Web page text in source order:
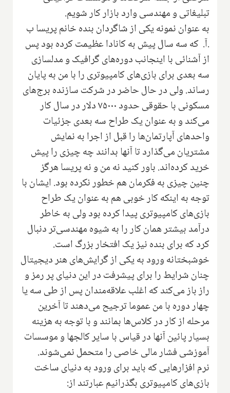
تبلیغاتی و مهندسی وارد بازار کار شویم.
به عنوان نمونه یکی از شاگردان بنده خانم پریسا ب
.آ. که سه سال پیش به کانادا عظیمت کرده بود پس
از آشنائی با اینجانب دوره‌های گرافیک و مدلسازی
سه بعدی برای بازی‌های کامپیوتری را با من به پایان
رساند. ولی در حال حاضر در شرکت سازنده برج‌های
مسکونی با حقوقی حدود ۷۵۰۰۰ دلار در سال کار
می‌کند و به عنوان یک طراح سه بعدی جزئیات
واحد‌های آپارتمان‌ها را قبل از اجرا به نمایش
مشتریان می‌گذارد تا آنها بدانند چه چیزی را پیش
خرید کرده‌اند‌. باور کنید نه من و نه پریسا هرگز
چنین چیزی به فکرمان هم خطور نکرده بود. ایشان با
توجه به اینکه کار خوبی هم به عنوان یک طراح
بازی‌های کامپیوتری پیدا کرده بود ولی به خاطر
در‌آمد بیشتر همان کار را به شیوه مهندسی‌تر دنبال
کرد که برای بنده نیز یک افتخار بزرگ است.
خوشبختانه ورود به یکی از گرایش‌های هنر دیجیتال
چنان شرایط را برای پیشرفت در این دنیای پر رمز و
راز باز می‌کند که اغلب علاقه‌مندان پس از طی سه یا
چهار دوره با من عموما ترجیح می‌دهند تا آخرین
مرحله از کار در کلاس‌ها بمانند و با توجه به هزینه
بسیار پائین آنها در قیاس با سایر کا‌لجها و موسسات
آموزشی فشار مالی خاصی را متحمل نمی‌شوند.
نرم افزارهایی که باید برای ورود به دنیای ساخت
بازی‌های کامپیوتری بگذرانیم عبارتند از: